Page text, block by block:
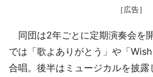
［広告］
同団は2年ごとに定期演奏会を
では「歌よありがとう」や「
合唱。後半はミュージカルを披